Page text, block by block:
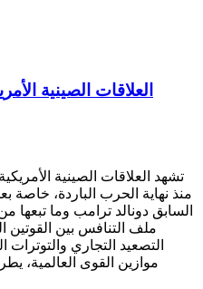
العلاقات الصينية
تشهد العلاقات الصينية
منذ نهاية الحرب الباردة، خاصة
السابق دونالد ترامب وما
ملف التنافس بين القوتين
التصعيد التجاري
موازين القوى العالمية،